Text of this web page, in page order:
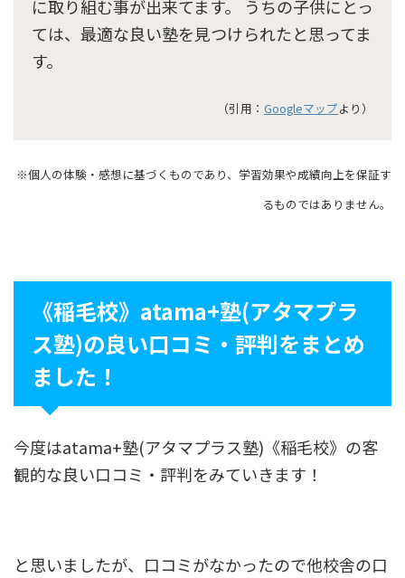
に取り組む事が出来てます。 うちの子供にとっ
ては、最適な良い塾を見つけられたと思ってま
す。
（引用： Googleマップより）
※個人の体験・感想に基づくものであり、学習効果や成績向上を保証す
るものではありません。
《稲毛校》atama+塾(アタマプラ
ス塾)の良い口コミ・評判をまとめ
ました！
今度はatama+塾(アタマプラス塾)《稲毛校》の客
観的な良い口コミ・評判をみていきます！
と思いましたが、口コミがなかったので他校舎の口